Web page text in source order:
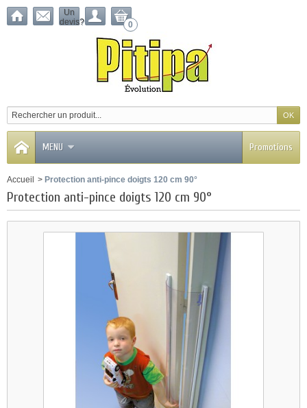
Un
devis?
0
MENU Promotions
Accueil > Protection anti-pince doigts 120 cm 90°
Protection anti-pince doigts 120 cm 90°